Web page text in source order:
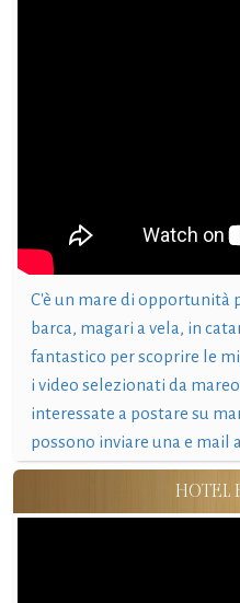
C'è un mare di opportunità
barca, magari a vela, in
fantastico per scoprire le
i video selezionati da
interessate a postare su
possono inviare una e mail a
HOTEL